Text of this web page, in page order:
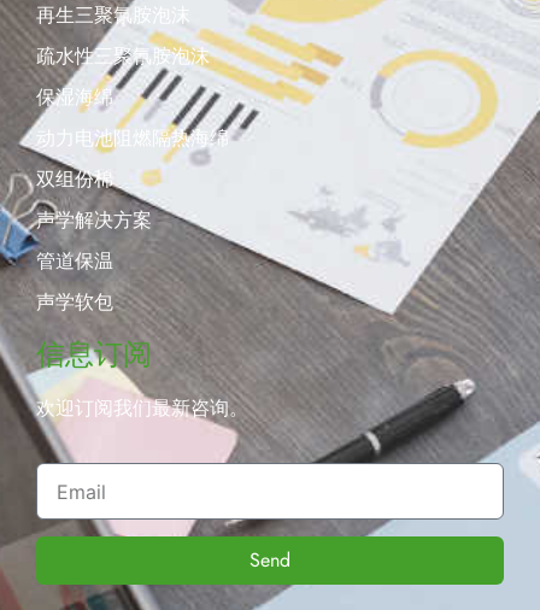
再生三聚氰胺泡沫
疏水性三聚氰胺泡沫
保湿海绵
动力电池阻燃隔热海绵
双组份棉
声学解决方案
管道保温
声学软包
信息订阅
欢迎订阅我们最新咨询。
Send